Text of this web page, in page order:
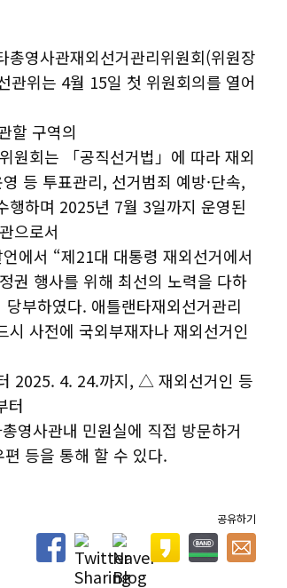
영사관재외선거관리위원회(위원장
관위는 4월 15일 첫 위원회의를 열어
할 구역의
원회는 「공직선거법」에 따라 재외
등 투표관리, 선거범죄 예방·단속,
행하며 2025년 7월 3일까지 운영된
으로서
에서 “제21대 대통령 재외선거에서
권 행사를 위해 최선의 노력을 다하
부하였다. 애틀랜타재외선거관리
사전에 국외부재자나 재외선거인
2025. 4. 24.까지, △ 재외선거인 등
터
영사관내 민원실에 직접 방문하거
등을 통해 할 수 있다.
공유하기